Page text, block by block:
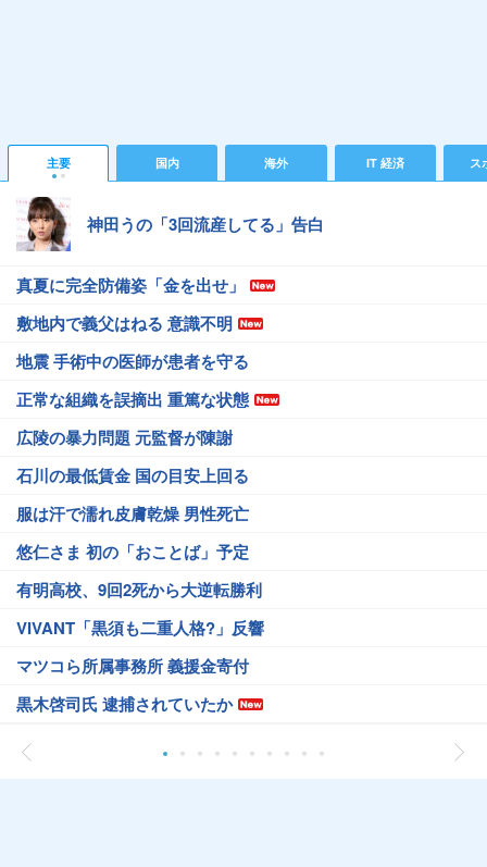
主要 国内 海外 IT 経済 ス
神田うの「3回流産してる」告白
真夏に完全防備姿「金を出せ」
敷地内で義父はねる 意識不明
地震 手術中の医師が患者を守る
正常な組織を誤摘出 重篤な状態
広陵の暴力問題 元監督が陳謝
石川の最低賃金 国の目安上回る
服は汗で濡れ皮膚乾燥 男性死亡
悠仁さま 初の「おことば」予定
有明高校、9回2死から大逆転勝利
VIVANT「黒須も二重人格?」反響
マツコら所属事務所 義援金寄付
黒木啓司氏 逮捕されていたか